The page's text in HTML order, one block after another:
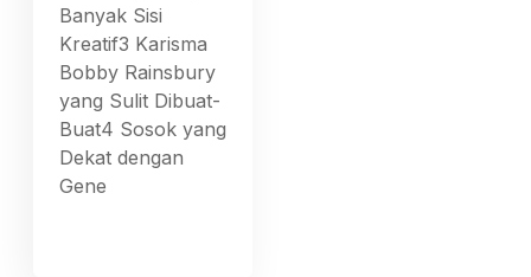
Banyak Sisi
Kreatif3 Karisma
Bobby Rainsbury
yang Sulit Dibuat-
Buat4 Sosok yang
Dekat dengan
Gene